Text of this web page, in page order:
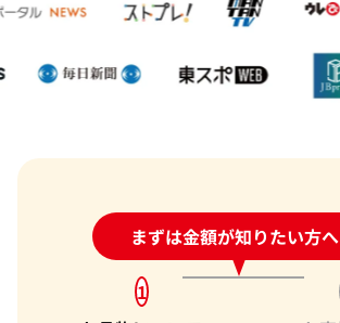
まずは金額が知りたい方へ
24時間受付中!問い合わせフ
1